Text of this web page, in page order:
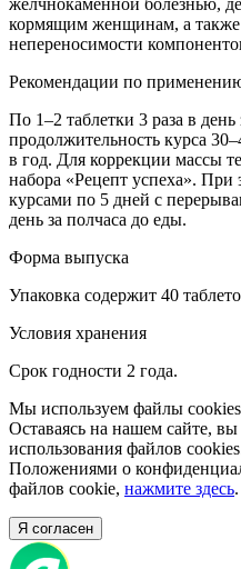
кормящим женщинам, а
непереносимости
Рекомендации по
По 1–2 таблетки 3 раза в день
продолжительность курса
в год. Для коррекции массы
набора «Рецепт успеха».
курсами по 5 дней с
день за полчаса до еды.
Форма выпуска
Упаковка содержит 40
Условия хранения
Срок годности 2 года.
Мы используем файлы
Оставаясь на нашем сайте, вы
использования файлов
Положениями о
файлов cookie, нажмите здесь.
Я согласен